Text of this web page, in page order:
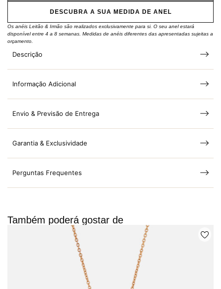
DESCUBRA A SUA MEDIDA DE ANEL
Os anéis Leitão & Irmão são realizados exclusivamente para si. O seu anel estará
disponível entre 4 a 8 semanas. Medidas de anéis diferentes das apresentadas sujeitas a
orçamento.
Descrição
Informação Adicional
Envio & Previsão de Entrega
Garantia & Exclusividade
Perguntas Frequentes
Também poderá gostar de